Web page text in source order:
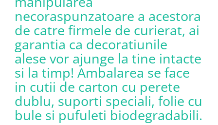
necoraspunzatoare a acestora
de catre firmele de curierat, ai
garantia ca decoratiunile
alese vor ajunge la tine intacte
si la timp! Ambalarea se face
in cutii de carton cu perete
dublu, suporti speciali, folie cu
bule si pufuleti biodegradabili.